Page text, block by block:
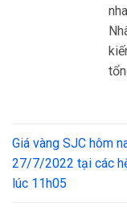
Giá vàng SJC hôm
27/7/2022 tại các
lúc 11h05